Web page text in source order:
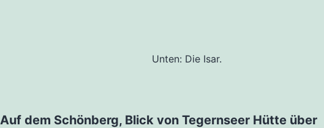
Unten: Die Isar.
Auf dem Schönberg, Blick von Tegernseer Hütte über